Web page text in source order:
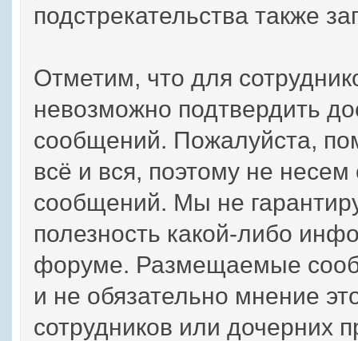
подстрекательства также
Отметим, что для
невозможно подтвердить
сообщений. Пожалуйста,
всё и вся, поэтому не
сообщений. Мы не
полезность какой-либо
форуме. Размещаемые
и не обязательно мнение
сотрудников или дочерних